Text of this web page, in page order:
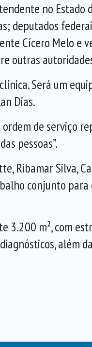
no Estado
deputados
Cícero Melo e
outras
Será um
Dias.
de serviço
pessoas”.
Ribamar Silva,
conjunto
3.200 m², com
além